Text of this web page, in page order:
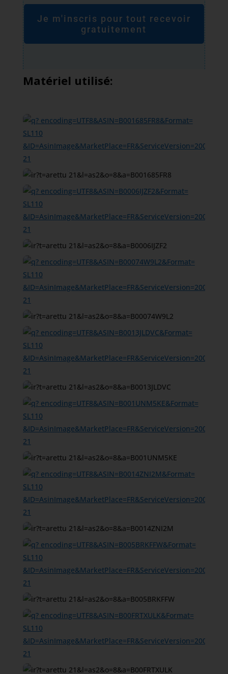
Je m'inscris pour tout recevoir
gratuitement
Matériel utilisé: